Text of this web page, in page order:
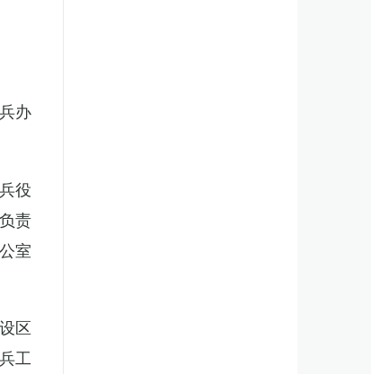
办
役
责
室
区
工